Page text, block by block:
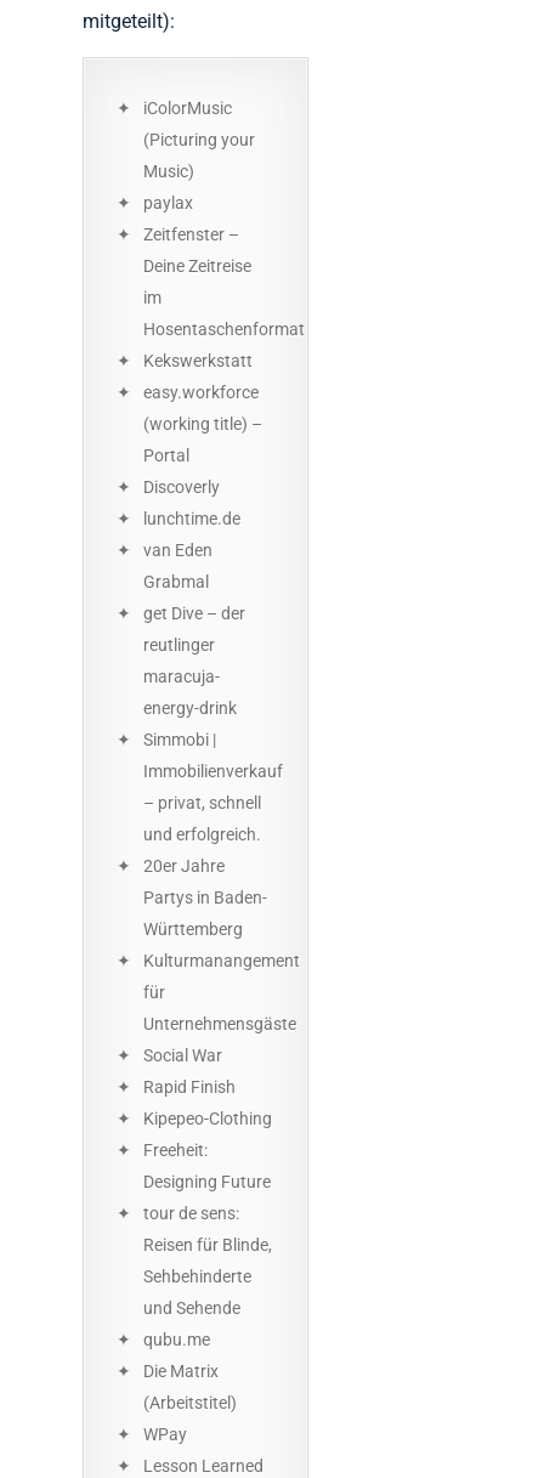
mitgeteilt):
iColorMusic
(Picturing your
Music)
paylax
Zeitfenster –
Deine Zeitreise
im
Hosentaschenformat
Kekswerkstatt
easy.workforce
(working title) –
Portal
Discoverly
lunchtime.de
van Eden
Grabmal
get Dive – der
reutlinger
maracuja-
energy-drink
Simmobi |
Immobilienverkauf
– privat, schnell
und erfolgreich.
20er Jahre
Partys in Baden-
Württemberg
Kulturmanangement
für
Unternehmensgäste
Social War
Rapid Finish
Kipepeo-Clothing
Freeheit:
Designing Future
tour de sens:
Reisen für Blinde,
Sehbehinderte
und Sehende
qubu.me
Die Matrix
(Arbeitstitel)
WPay
Lesson Learned